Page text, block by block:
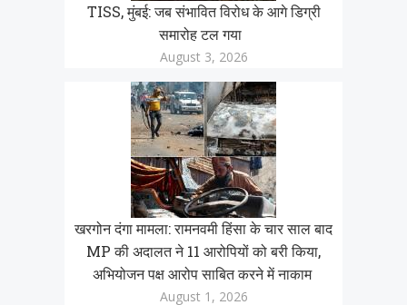
TISS, मुंबई: जब संभावित विरोध के आगे डिग्री
समारोह टल गया
August 3, 2026
खरगोन दंगा मामला: रामनवमी हिंसा के चार साल बाद
MP की अदालत ने 11 आरोपियों को बरी किया,
अभियोजन पक्ष आरोप साबित करने में नाकाम
August 1, 2026